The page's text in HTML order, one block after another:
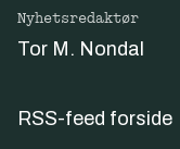
Nyhetsredaktør
Tor M. Nondal
RSS-feed forside